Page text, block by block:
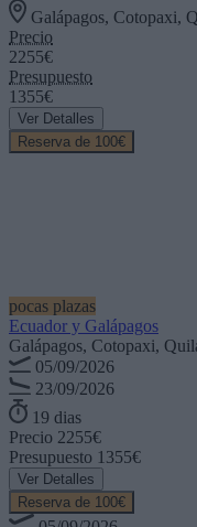
Galápagos, Cotopaxi,
Precio
2255€
Presupuesto
1355€
Ver Detalles
Reserva de 100€
pocas plazas
Ecuador y Galápagos
Galápagos, Cotopaxi,
05/09/2026
23/09/2026
19 dias
Precio 2255€
Presupuesto 1355€
Ver Detalles
Reserva de 100€